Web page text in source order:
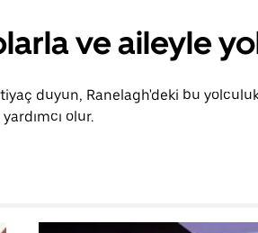
ve aileyle
duyun, Ranelagh'deki bu
olur.